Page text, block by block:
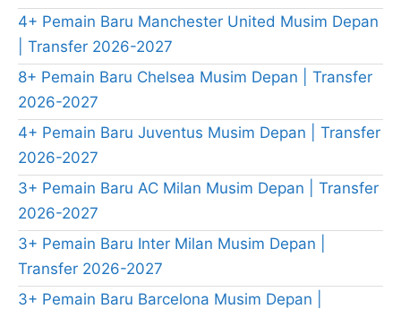
4+ Pemain Baru Manchester United Musim Depan
| Transfer 2026-2027
8+ Pemain Baru Chelsea Musim Depan | Transfer
2026-2027
4+ Pemain Baru Juventus Musim Depan | Transfer
2026-2027
3+ Pemain Baru AC Milan Musim Depan | Transfer
2026-2027
3+ Pemain Baru Inter Milan Musim Depan |
Transfer 2026-2027
3+ Pemain Baru Barcelona Musim Depan |